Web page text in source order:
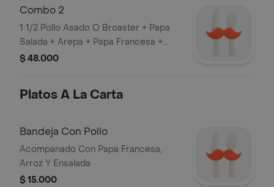
Combo 2
1 1/2 Pollo Asado O Broaster + Papa
Salada + Arepa + Papa Francesa +
Platano + Gaseosa 1.5 Ml.
$ 48.000
Platos A La Carta
Bandeja Con Pollo
Acompanado Con Papa Francesa,
Arroz Y Ensalada
$ 15.000